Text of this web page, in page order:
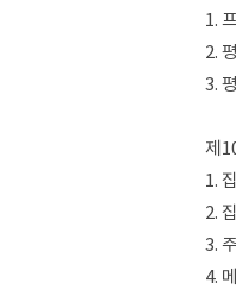
1.
2.
3.
제
1.
2.
3.
4.